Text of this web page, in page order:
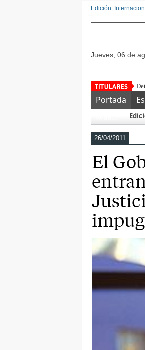
Edición:
jueves, 06 de
Portada
26/04/2011
El